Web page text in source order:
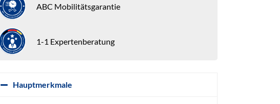
ABC Mobilitätsgarantie
1-1 Expertenberatung
Hauptmerkmale